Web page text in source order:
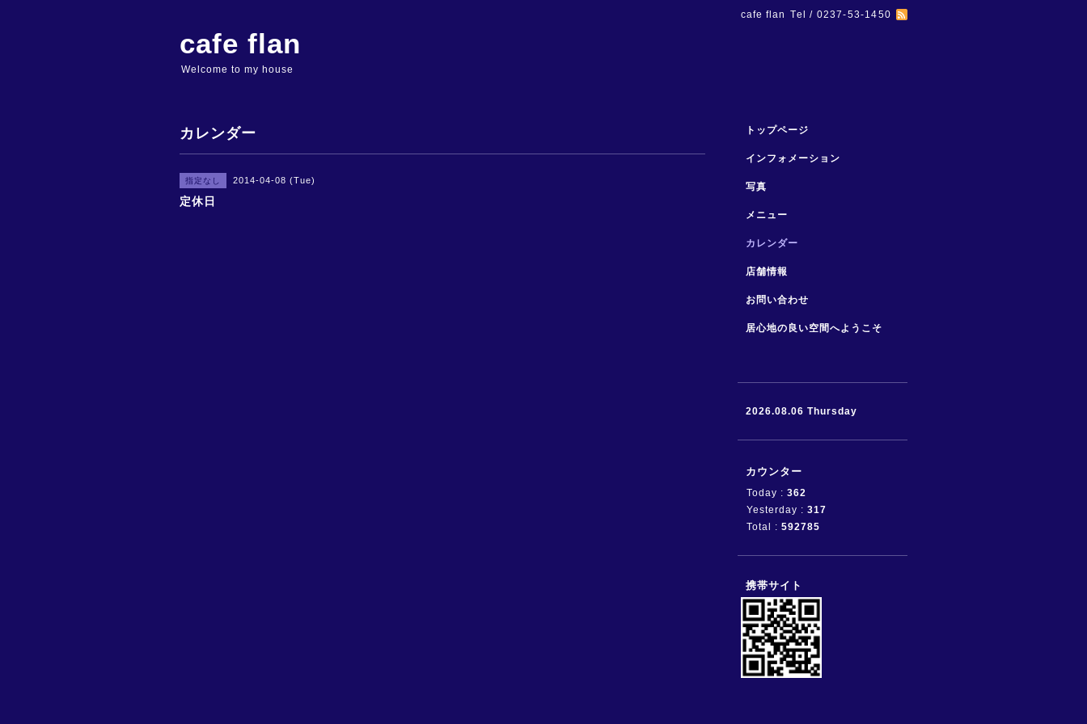
cafe flan Tel / 0237-53-1450
cafe flan
Welcome to my house
カレンダー
指定なし 2014-04-08 (Tue)
定休日
トップページ
インフォメーション
写真
メニュー
カレンダー
店舗情報
お問い合わせ
居心地の良い空間へようこそ
2026.08.06 Thursday
カウンター
Today : 362
Yesterday : 317
Total : 592785
携帯サイト